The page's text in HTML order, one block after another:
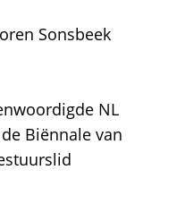
Sonsbeek
NL
Biënnale van